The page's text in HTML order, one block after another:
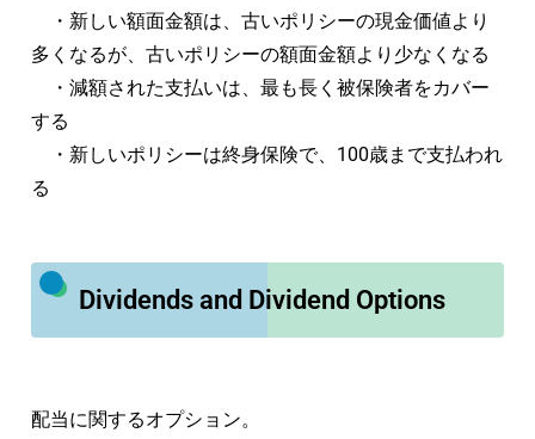
・新しい額面金額は、古いポリシーの現金価値より
多くなるが、古いポリシーの額面金額より少なくなる
・減額された支払いは、最も長く被保険者をカバー
する
・新しいポリシーは終身保険で、100歳まで支払われ
る
Dividends and Dividend Options
配当に関するオプション。